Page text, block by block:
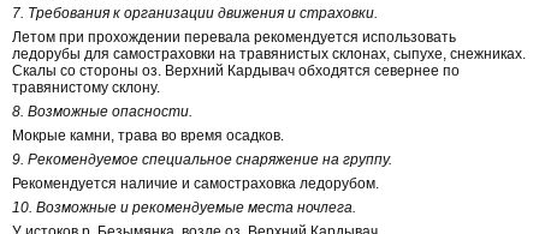
7. Требования к организации движения и страховки.
Летом при прохождении перевала рекомендуется использовать
ледорубы для самостраховки на травянистых склонах, сыпухе, снежниках.
Скалы со стороны оз. Верхний Кардывач обходятся севернее по
травянистому склону.
8. Возможные опасности.
Мокрые камни, трава во время осадков.
9. Рекомендуемое специальное снаряжение на группу.
Рекомендуется наличие и самостраховка ледорубом.
10. Возможные и рекомендуемые места ночлега.